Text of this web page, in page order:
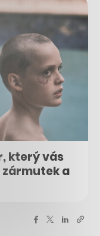
který vás
a